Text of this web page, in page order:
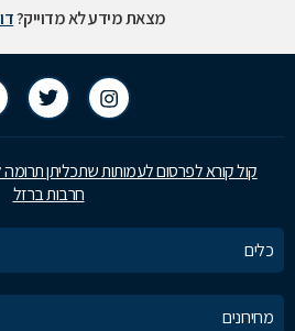
מצאת מידע לא מדוייק?
קול קורא לפרסום לעמותות שתכליתן תרומה
חרבות ברזל
כלים
מחירונים